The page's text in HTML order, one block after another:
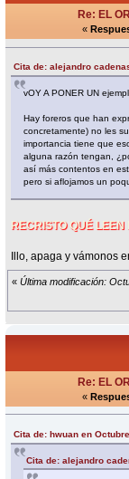
Re: EL
«
Cita de: alejandro
vOY A PONER UN
Hay foreros que han
concretamente) no les
importancia tiene que
alguna razón tengan,
así más contentos en
pero si aflojamos un
RECRISTO QUÉ LEEN
Illo, apaga y vámonos
« Última modificación:
Re: EL
«
Cita de: hwuan en
Cita de: alejandro